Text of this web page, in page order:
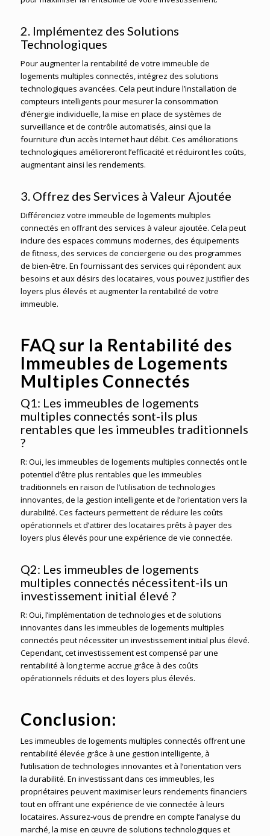
2. Implémentez des Solutions
Technologiques
Pour augmenter la rentabilité de votre immeuble de
logements multiples connectés, intégrez des solutions
technologiques avancées. Cela peut inclure l’installation de
compteurs intelligents pour mesurer la consommation
d’énergie individuelle, la mise en place de systèmes de
surveillance et de contrôle automatisés, ainsi que la
fourniture d’un accès Internet haut débit. Ces améliorations
technologiques amélioreront l’efficacité et réduiront les coûts,
augmentant ainsi les rendements.
3. Offrez des Services à Valeur Ajoutée
Différenciez votre immeuble de logements multiples
connectés en offrant des services à valeur ajoutée. Cela peut
inclure des espaces communs modernes, des équipements
de fitness, des services de conciergerie ou des programmes
de bien-être. En fournissant des services qui répondent aux
besoins et aux désirs des locataires, vous pouvez justifier des
loyers plus élevés et augmenter la rentabilité de votre
immeuble.
FAQ sur la Rentabilité des
Immeubles de Logements
Multiples Connectés
Q1: Les immeubles de logements
multiples connectés sont-ils plus
rentables que les immeubles traditionnels
?
R: Oui, les immeubles de logements multiples connectés ont le
potentiel d’être plus rentables que les immeubles
traditionnels en raison de l’utilisation de technologies
innovantes, de la gestion intelligente et de l’orientation vers la
durabilité. Ces facteurs permettent de réduire les coûts
opérationnels et d’attirer des locataires prêts à payer des
loyers plus élevés pour une expérience de vie connectée.
Q2: Les immeubles de logements
multiples connectés nécessitent-ils un
investissement initial élevé ?
R: Oui, l’implémentation de technologies et de solutions
innovantes dans les immeubles de logements multiples
connectés peut nécessiter un investissement initial plus élevé.
Cependant, cet investissement est compensé par une
rentabilité à long terme accrue grâce à des coûts
opérationnels réduits et des loyers plus élevés.
Conclusion:
Les immeubles de logements multiples connectés offrent une
rentabilité élevée grâce à une gestion intelligente, à
l’utilisation de technologies innovantes et à l’orientation vers
la durabilité. En investissant dans ces immeubles, les
propriétaires peuvent maximiser leurs rendements financiers
tout en offrant une expérience de vie connectée à leurs
locataires. Assurez-vous de prendre en compte l’analyse du
marché, la mise en œuvre de solutions technologiques et